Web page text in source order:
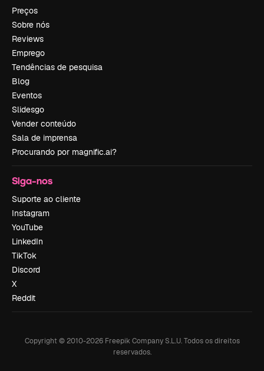
Preços
Sobre nós
Reviews
Emprego
Tendências de pesquisa
Blog
Eventos
Slidesgo
Vender conteúdo
Sala de imprensa
Procurando por magnific.ai?
Siga-nos
Suporte ao cliente
Instagram
YouTube
LinkedIn
TikTok
Discord
X
Reddit
Copyright © 2010-2026Freepik Company S.L.U. Todos os direitos
reservados.